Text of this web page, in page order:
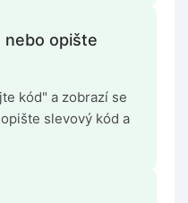
nebo opište
kód" a zobrazí se
slevový kód a